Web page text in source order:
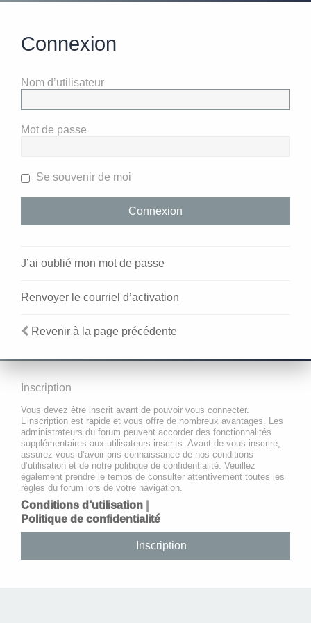
Connexion
Nom d’utilisateur
Mot de passe
Se souvenir de moi
J’ai oublié mon mot de passe
Renvoyer le courriel d’activation
Revenir à la page précédente
Inscription
Vous devez être inscrit avant de pouvoir vous connecter.
L’inscription est rapide et vous offre de nombreux avantages. Les
administrateurs du forum peuvent accorder des fonctionnalités
supplémentaires aux utilisateurs inscrits. Avant de vous inscrire,
assurez-vous d’avoir pris connaissance de nos conditions
d’utilisation et de notre politique de confidentialité. Veuillez
également prendre le temps de consulter attentivement toutes les
règles du forum lors de votre navigation.
Conditions d’utilisation
Politique de confidentialité
Inscription